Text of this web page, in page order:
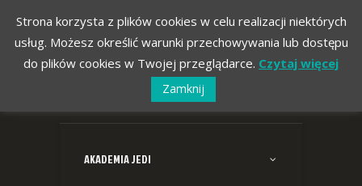
AKADEMIA JEDI
Strona korzysta z plików cookies w celu realizacji niektórych
usług. Możesz określić warunki przechowywania lub dostępu
do plików cookies w Twojej przeglądarce. Czytaj więcej
Zamknij